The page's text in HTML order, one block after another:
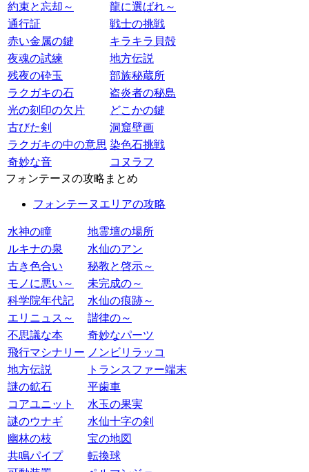
約束と忘却～
龍に選ばれ～
通行証
戦士の挑戦
赤い金属の鍵
キラキラ貝殻
夜魂の試練
地方伝説
残夜の砕玉
部族秘蔵所
ラクガキの石
盗炎者の秘島
光の刻印の欠片
どこかの鍵
古びた剣
洞窟壁画
ラクガキの中の意思 染色石挑戦
奇妙な音
コヌラフ
フォンテーヌの攻略まとめ
フォンテーヌエリアの攻略
水神の瞳
地霊壇の場所
ルキナの泉
水仙のアン
古き色合い
秘教と啓示～
モノに悪い～
未完成の～
科学院年代記
水仙の痕跡～
エリニュス～
諧律の～
不思議な本
奇妙なパーツ
飛行マシナリー ノンビリラッコ
地方伝説
トランスファー端末
謎の鉱石
平歯車
コアユニット
水玉の果実
謎のウナギ
水仙十字の剣
幽林の枝
宝の地図
共鳴パイプ
転換球